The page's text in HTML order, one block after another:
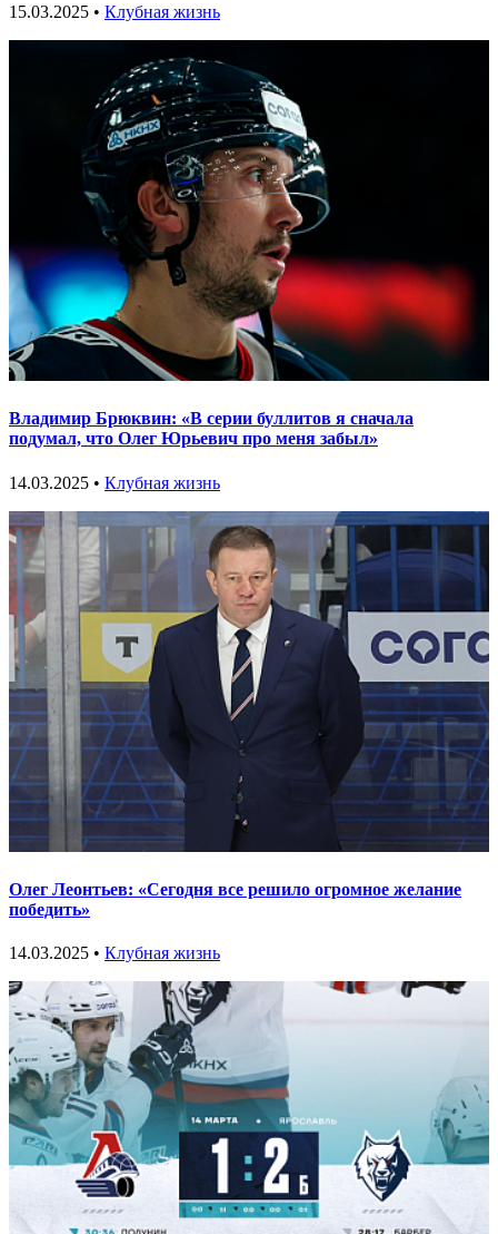
15.03.2025 • Клубная жизнь
Владимир Брюквин: «В серии буллитов я сначала
подумал, что Олег Юрьевич про меня забыл»
14.03.2025 • Клубная жизнь
Олег Леонтьев: «Сегодня все решило огромное желание
победить»
14.03.2025 • Клубная жизнь